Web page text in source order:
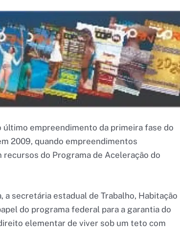
último empreendimento da primeira fase do
2009, quando empreendimentos
do Programa de Aceleração do
secretária estadual de Trabalho, Habitação
do programa federal para a garantia do
elementar de viver sob um teto com